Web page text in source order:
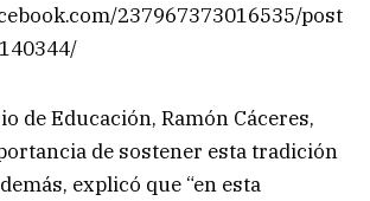
237967373016535/post
de Educación, Ramón Cáceres,
de sostener esta tradición
explicó que “en esta